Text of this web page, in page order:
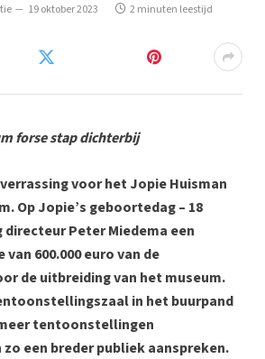
19 oktober 2023 2 minuten leestijd
forse stap dichterbij
voor het Jopie Huisman
Op Jopie’s geboortedag – 18
Peter Miedema een
600.000 euro van de
de uitbreiding van het museum.
in het buurpand
tentoonstellingen
een breder publiek aanspreken.